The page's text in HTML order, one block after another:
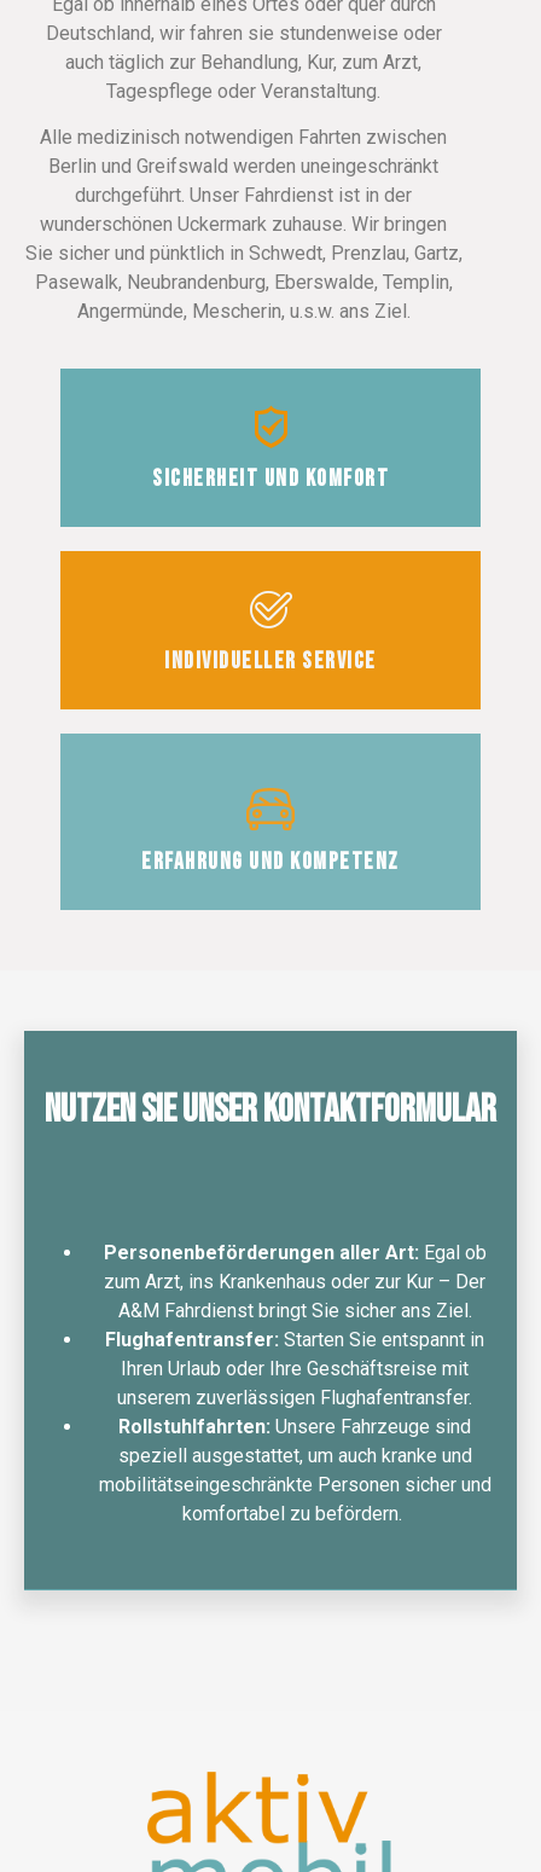
Deutschland, wir fahren sie stundenweise oder
auch täglich zur Behandlung, Kur, zum Arzt,
Tagespflege oder Veranstaltung.
Alle medizinisch notwendigen Fahrten zwischen
Berlin und Greifswald werden uneingeschränkt
durchgeführt. Unser Fahrdienst ist in der
wunderschönen Uckermark zuhause. Wir bringen
Sie sicher und pünktlich in Schwedt, Prenzlau, Gartz,
Pasewalk, Neubrandenburg, Eberswalde, Templin,
Angermünde, Mescherin, u.s.w. ans Ziel.
Sicherheit und Komfort
Individueller Service
Erfahrung und Kompetenz
Nutzen Sie unser Kontaktformular
Personenbeförderungen aller Art: Egal ob
zum Arzt, ins Krankenhaus oder zur Kur – Der
A&M Fahrdienst bringt Sie sicher ans Ziel.
Flughafentransfer: Starten Sie entspannt in
Ihren Urlaub oder Ihre Geschäftsreise mit
unserem zuverlässigen Flughafentransfer.
Rollstuhlfahrten: Unsere Fahrzeuge sind
speziell ausgestattet, um auch kranke und
mobilitätseingeschränkte Personen sicher und
komfortabel zu befördern.